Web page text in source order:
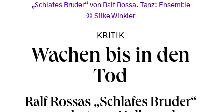
„Schlafes Bruder“ von Ralf Rossa. Tanz: Ensemble
Silke Winkler
KRITIK
Wachen bis in den
Tod
Ralf Rossas „Schlafes Bruder“